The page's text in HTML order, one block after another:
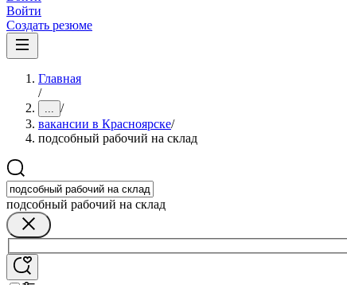
Войти
Создать резюме
Главная
/
... /
вакансии в Красноярске/
подсобный рабочий на склад
подсобный рабочий на склад